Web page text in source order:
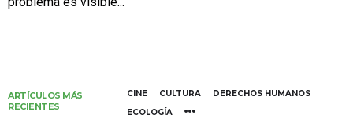
ARTÍCULOS MÁS
RECIENTES
CINE CULTURA
DERECHOS HUMANOS
ECOLOGÍA